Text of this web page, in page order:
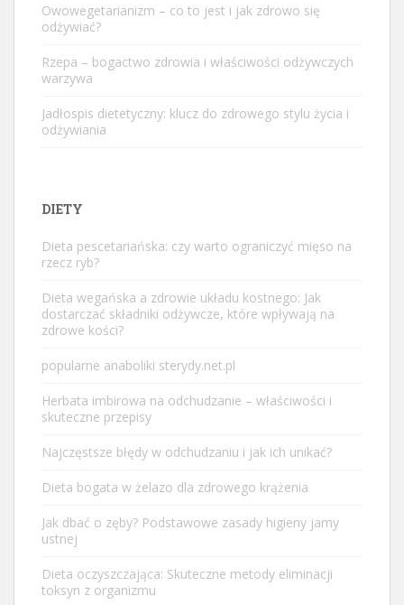
Owowegetarianizm – co to jest i jak zdrowo się
odżywiać?
Rzepa – bogactwo zdrowia i właściwości odżywczych
warzywa
Jadłospis dietetyczny: klucz do zdrowego stylu życia i
odżywiania
DIETY
Dieta pescetariańska: czy warto ograniczyć mięso na
rzecz ryb?
Dieta wegańska a zdrowie układu kostnego: Jak
dostarczać składniki odżywcze, które wpływają na
zdrowe kości?
popularne anaboliki sterydy.net.pl
Herbata imbirowa na odchudzanie – właściwości i
skuteczne przepisy
Najczęstsze błędy w odchudzaniu i jak ich unikać?
Dieta bogata w żelazo dla zdrowego krążenia
Jak dbać o zęby? Podstawowe zasady higieny jamy
ustnej
Dieta oczyszczająca: Skuteczne metody eliminacji
toksyn z organizmu